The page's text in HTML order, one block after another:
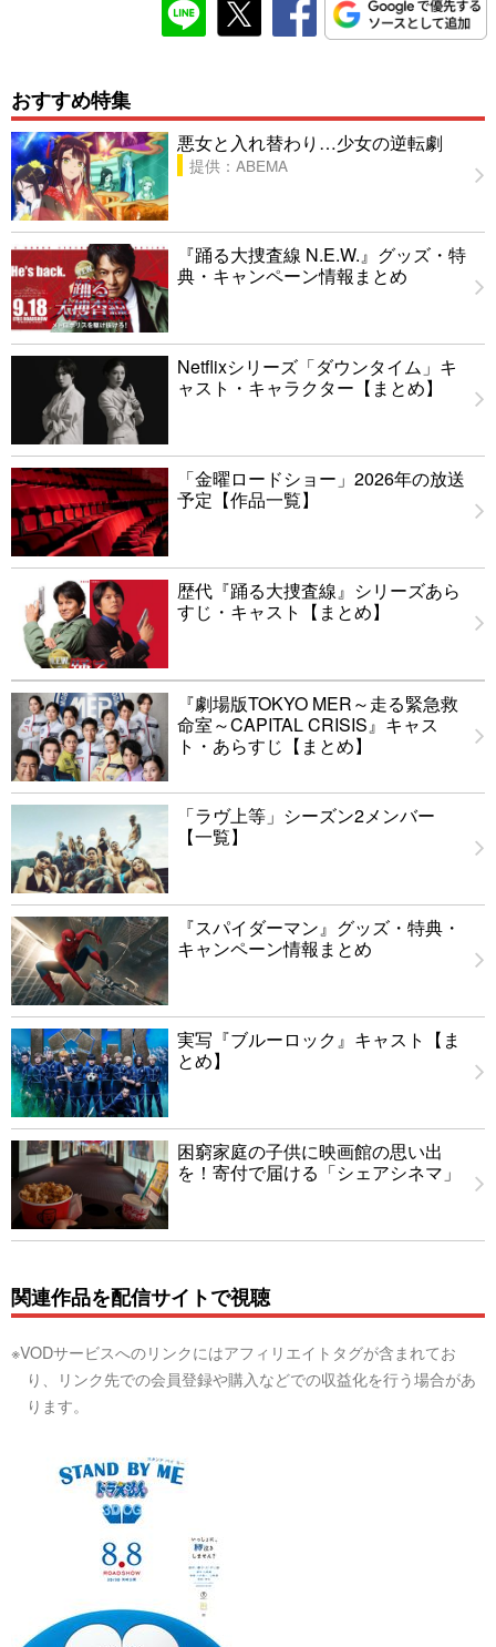
おすすめ特集
悪女と入れ替わり…少女の逆転劇
提供：ABEMA
『踊る大捜査線 N.E.W.』グッズ・特
典・キャンペーン情報まとめ
Netflixシリーズ「ダウンタイム」キ
ャスト・キャラクター【まとめ】
「金曜ロードショー」2026年の放送
予定【作品一覧】
歴代『踊る大捜査線』シリーズあら
すじ・キャスト【まとめ】
『劇場版TOKYO MER～走る緊急救
命室～CAPITAL CRISIS』キャス
ト・あらすじ【まとめ】
「ラヴ上等」シーズン2メンバー
【一覧】
『スパイダーマン』グッズ・特典・
キャンペーン情報まとめ
実写『ブルーロック』キャスト【ま
とめ】
困窮家庭の子供に映画館の思い出
を！寄付で届ける「シェアシネマ」
関連作品を配信サイトで視聴
※VODサービスへのリンクにはアフィリエイトタグが含まれてお
り、リンク先での会員登録や購入などでの収益化を行う場合があ
ります。